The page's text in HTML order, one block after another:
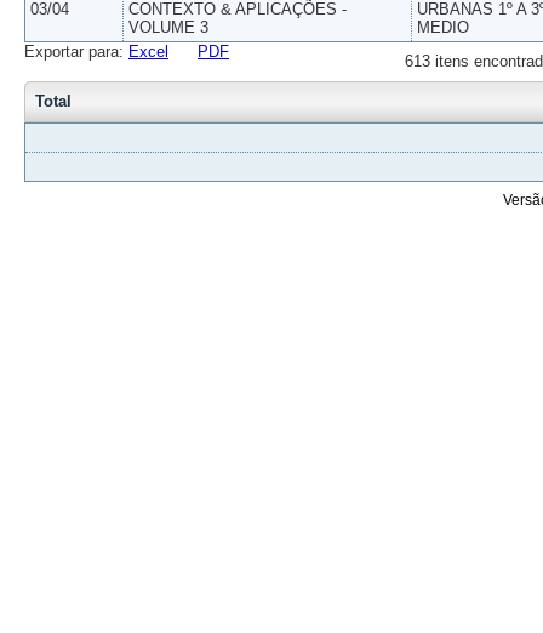
03/04
CONTEXTO & APLICAÇÕES -
VOLUME 3
URBANAS 1º A
MEDIO
613 itens
Exportar para: Excel PDF
Total